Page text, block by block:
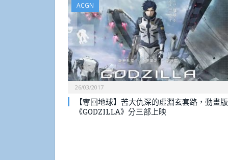
ACGN
26/03/2017
【奪回地球】苦大仇深的虛淵玄套路，動畫版
《GODZILLA》分三部上映